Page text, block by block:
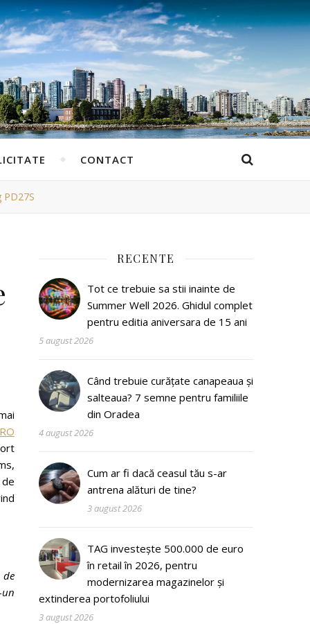
CONTACT
de
RECENTE
Tot ce trebuie sa stii inainte de
Summer Well 2026. Ghidul complet
pentru editia aniversara de 15 ani
5 august 2026
Când trebuie curățate canapeaua și
salteaua? 7 semne pentru familiile
din Oradea
4 august 2026
Cum ar fi dacă ceasul tău s-ar
antrena alături de tine?
3 august 2026
TAG investește 500.000 de euro
în retail în 2026, pentru
modernizarea magazinelor și
extinderea portofoliului
3 august 2026